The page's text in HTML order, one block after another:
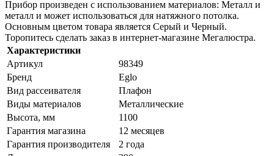
Прибор произведен с использованием материалов: Металл и
металл и может использоваться для натяжного потолка.
Основным цветом товара является Серый и Черный.
Торопитесь сделать заказ в интернет-магазине Мегалюстра.
Характеристики
Артикул
98349
Бренд
Eglo
Вид рассеивателя
Плафон
Виды материалов
Металлические
Высота, мм
1100
Гарантия магазина
12 месяцев
Гарантия производителя
2 года